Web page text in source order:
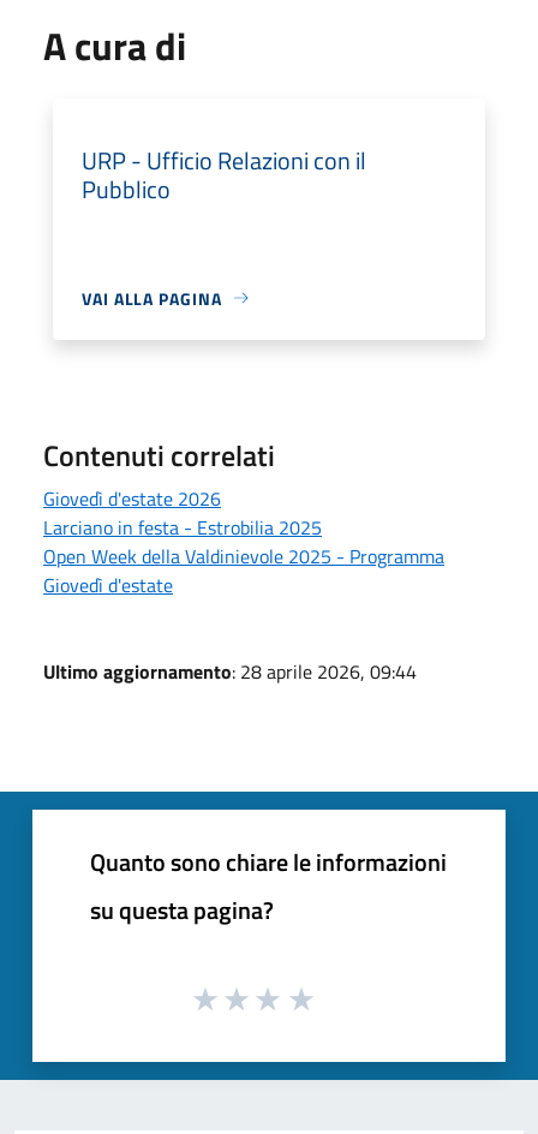
A cura di
URP - Ufficio Relazioni con il
Pubblico
VAI ALLA PAGINA
Contenuti correlati
Giovedì d'estate 2026
Larciano in festa - Estrobilia 2025
Open Week della Valdinievole 2025 - Programma
Giovedì d'estate
Ultimo aggiornamento: 28 aprile 2026, 09:44
Quanto sono chiare le informazioni
su questa pagina?